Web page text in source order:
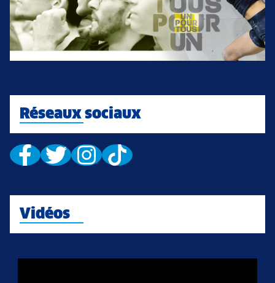
Réseaux sociaux
Vidéos